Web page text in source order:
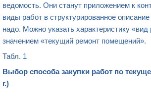
ведомость. Они станут приложением к
виды работ в структурированное
надо. Можно указать характеристику «вид
значением «текущий ремонт помещений».
Табл. 1
Выбор способа закупки работ по
г.)